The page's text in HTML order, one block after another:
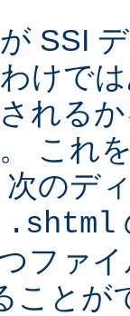
SSI
けで
れる
これ
のデ
.shtml
ファ
ことが